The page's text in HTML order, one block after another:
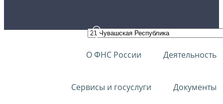
О ФНС России Деятельность
Сервисы и госуслуги Документы